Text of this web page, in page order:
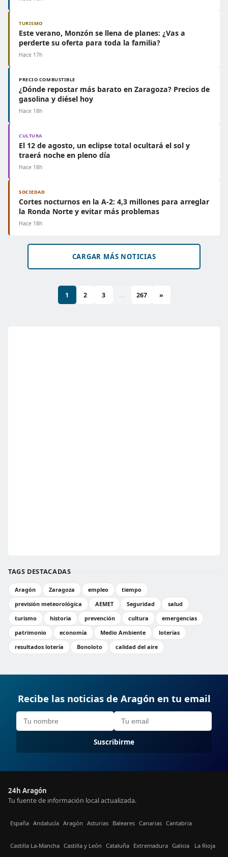
TURISMO
Este verano, Monzón se llena de planes: ¿Vas a
perderte su oferta para toda la familia?
Hace 17h
PRECIO COMBUSTIBLE
¿Dónde repostar más barato en Zaragoza? Precios de
gasolina y diésel hoy
Hace 18h
CULTURA
El 12 de agosto, un eclipse total ocultará el sol y
traerá noche en pleno día
Hace 18h
SOCIEDAD
Cortes nocturnos en la A-2: 4,3 millones para arreglar
la Ronda Norte y evitar más problemas
Hace 18h
CARGAR MÁS NOTICIAS
1 2 3 ... 267 »
TAGS DESTACADAS
Aragón Zaragoza empleo
tiempo
previsión meteorológica
AEMET Seguridad
salud
turismo
historia prevención cultura
emergencias
patrimonio
economía Medio Ambiente
loterías
resultados lotería
Bonoloto calidad del aire
Recibe las noticias de Aragón en tu email
Suscribirme
24h Aragón
Tu fuente de información local actualizada.
España Andalucía Aragón Asturias Baleares Canarias Cantabria
Castilla La-Mancha Castilla y León Cataluña Extremadura Galicia La Rioja